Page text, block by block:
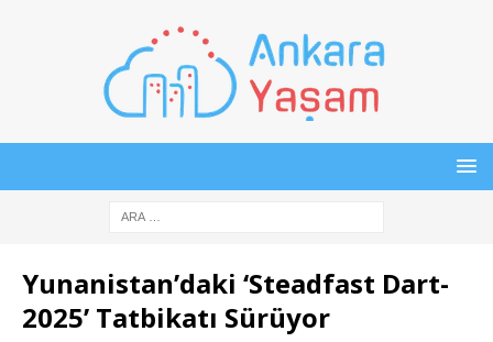
Yunanistan’daki ‘Steadfast Dart-
2025’ Tatbikatı Sürüyor